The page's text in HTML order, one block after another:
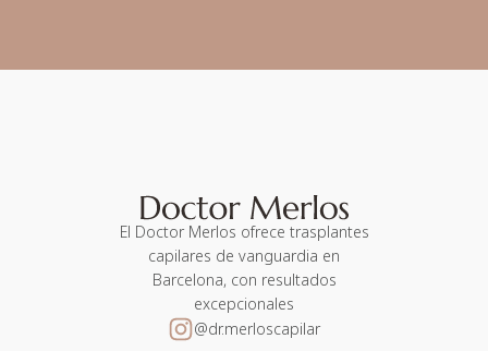
El Doctor Merlos ofrece trasplantes
capilares de vanguardia en
Barcelona, con resultados
excepcionales
@dr.merloscapilar